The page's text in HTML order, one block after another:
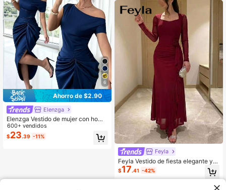
6
Ahorro de $2.90
Elenzga
Elenzga Vestido de mujer con homb
ros descubiertos, fruncido, dobladill
o asimétrico, romántico, elegante, c
asual, para ir al trabajo, citas, fiesta
600+ vendidos
$23.39 -11%
ones formales en otoño.
Feyla
Feyla Vestido de fiesta elegante y s
ofisticado con cintura ceñida, volan
tes, estampado floral y efecto adelg
$17.41 -42%